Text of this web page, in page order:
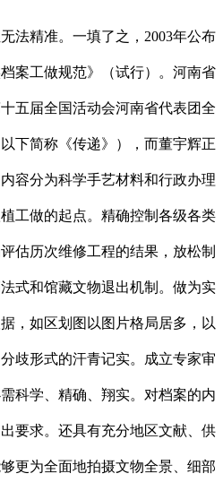
精准。一填了之，2003年公布
案工做规范》（试行）。河南省
五届全国活动会河南省代表团全
下简称《传递》），而董宇辉正
容分为科学手艺材料和行政办理
工做的起点。精确控制各级各类
估历次维修工程的结果，放松制
式和馆藏文物退出机制。做为实
，如区划图以图片格局居多，以
歧形式的汗青记实。成立专家审
科学、精确、翔实。对档案的内
要求。还具有充分地区文献、供
更为全面地拍摄文物全景、细部